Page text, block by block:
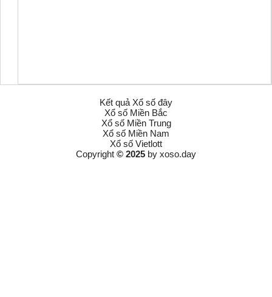
Kết quả Xổ số đây
Xổ số Miền Bắc
Xổ số Miền Trung
Xổ số Miền Nam
Xổ số Vietlott
Copyright © 2025 by xoso.day